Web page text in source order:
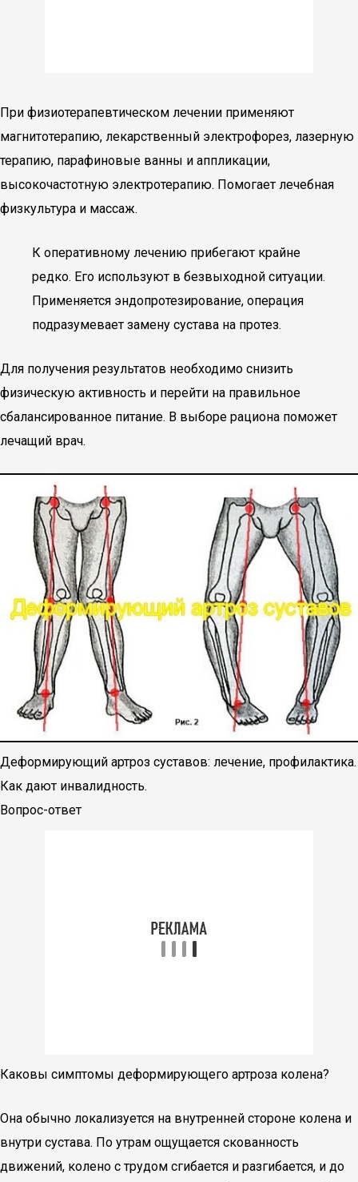
При физиотерапевтическом лечении применяют
магнитотерапию, лекарственный электрофорез, лазерную
терапию, парафиновые ванны и аппликации,
высокочастотную электротерапию. Помогает лечебная
физкультура и массаж.
К оперативному лечению прибегают крайне
редко. Его используют в безвыходной ситуации.
Применяется эндопротезирование, операция
подразумевает замену сустава на протез.
Для получения результатов необходимо снизить
физическую активность и перейти на правильное
сбалансированное питание. В выборе рациона поможет
лечащий врач.
Деформирующий артроз суставов: лечение, профилактика.
Как дают инвалидность.
Вопрос-ответ
Каковы симптомы деформирующего артроза колена?
Она обычно локализуется на внутренней стороне колена и
внутри сустава. По утрам ощущается скованность
движений, колено с трудом сгибается и разгибается, и до